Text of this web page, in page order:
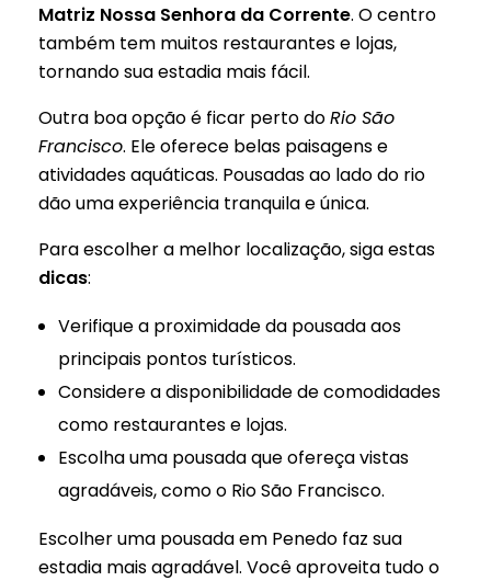
Matriz Nossa Senhora da Corrente. O centro
também tem muitos restaurantes e lojas,
tornando sua estadia mais fácil.
Outra boa opção é ficar perto doRio São
Francisco. Ele oferece belas paisagens e
atividades aquáticas. Pousadas ao lado do rio
dão uma experiência tranquila e única.
Para escolher a melhor localização, siga estas
dicas:
Verifique a proximidade da pousada aos
principais pontos turísticos.
Considere a disponibilidade de comodidades
como restaurantes e lojas.
Escolha uma pousada que ofereça vistas
agradáveis, como o Rio São Francisco.
Escolher uma pousada em Penedo faz sua
estadia mais agradável. Você aproveita tudo o